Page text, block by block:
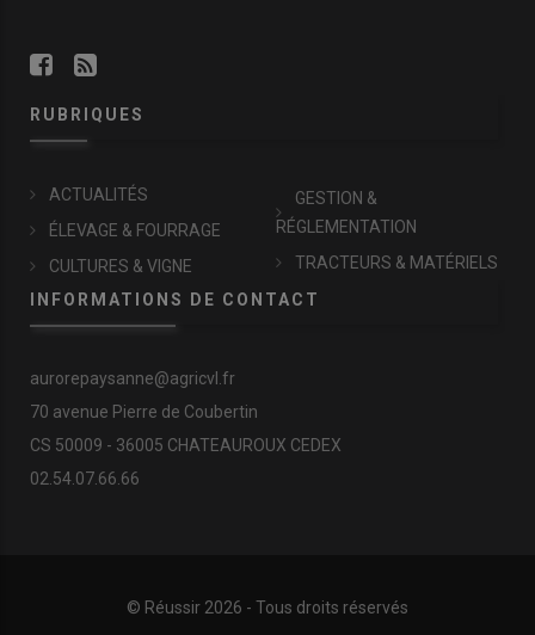
RUBRIQUES
ACTUALITÉS
ÉLEVAGE & FOURRAGE
CULTURES & VIGNE
GESTION &
RÉGLEMENTATION
TRACTEURS & MATÉRIELS
INFORMATIONS DE CONTACT
aurorepaysanne@agricvl.fr
70 avenue Pierre de Coubertin
CS 50009 - 36005 CHATEAUROUX CEDEX
02.54.07.66.66
© Réussir 2026 - Tous droits réservés